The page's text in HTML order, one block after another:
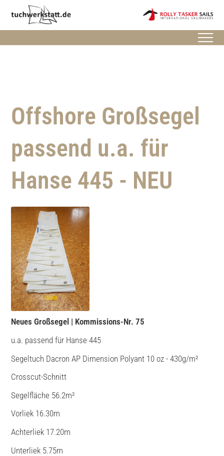
Offshore Großsegel
passend u.a. für
Hanse 445 - NEU
Neues Großsegel | Kommissions-Nr. 75
u.a. passend für Hanse 445
Segeltuch Dacron AP Dimension Polyant 10 oz - 430g/m²
Crosscut-Schnitt
Segelfläche 56.2m²
Vorliek 16.30m
Achterliek 17.20m
Unterliek 5.75m